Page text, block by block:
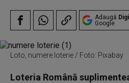
Adaugă
Google
Loto, numere loterie / Foto: Pixabay
Loteria Română